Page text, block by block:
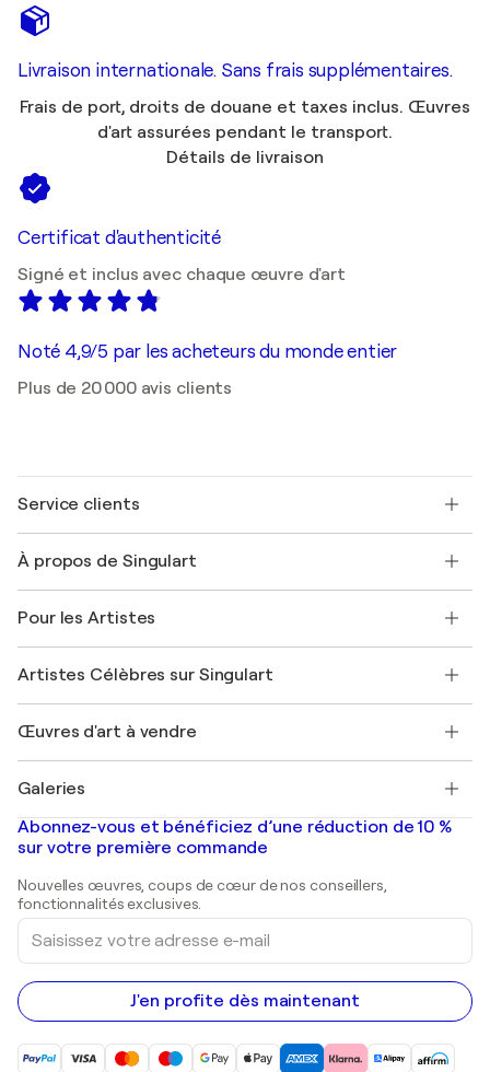
Livraison internationale. Sans frais supplémentaires.
Frais de port, droits de douane et taxes inclus. Œuvres
d'art assurées pendant le transport.
Détails de livraison
Certificat d'authenticité
Signé et inclus avec chaque œuvre d'art
Noté 4,9/5 par les acheteurs du monde entier
Plus de 20 000 avis clients
Service clients
Expédition
Offrir une carte cadeau
Rejoignez notre programme commercial
Mon compte
+33 1 76 44 06 42
À propos de Singulart
FAQ
Magazine Singulart
Emplois
Découvrez une sélection d'art original
Pour les Artistes
Se connecter en tant qu'Artiste
Artistes Célèbres sur Singulart
Marc Chagall
Banksy
Mr. Brainwash
Shepard Fairey
Œuvres d'art à vendre
Tableaux abstraits à vendre
Peintures de paysage
Estampes
Peintures acryliques
Galeries
Galeries d'art en France
Galeries d'art en Belgique
Abonnez-vous et bénéficiez d’une réduction de 10 %
sur votre première commande
Nouvelles œuvres, coups de cœur de nos conseillers,
fonctionnalités exclusives.
Saisissez
votre
adresse
e-
mail
J'en profite dès maintenant